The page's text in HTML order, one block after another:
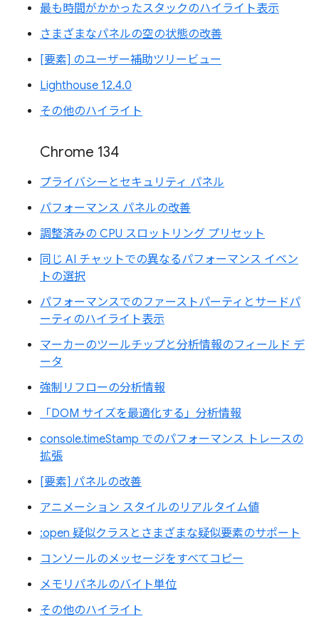
最も時間がかかったスタックのハイライト表示
さまざまなパネルの空の状態の改善
[要素] のユーザー補助ツリービュー
Lighthouse 12.4.0
その他のハイライト
Chrome 134
プライバシーとセキュリティ パネル
パフォーマンス パネルの改善
調整済みの CPU スロットリング プリセット
同じ AI チャットでの異なるパフォーマンス イベン
トの選択
パフォーマンスでのファーストパーティとサードパ
ーティのハイライト表示
マーカーのツールチップと分析情報のフィールド デ
ータ
強制リフローの分析情報
「DOM サイズを最適化する」分析情報
console.timeStamp でのパフォーマンス トレースの
拡張
[要素] パネルの改善
アニメーション スタイルのリアルタイム値
:open 疑似クラスとさまざまな疑似要素のサポート
コンソールのメッセージをすべてコピー
メモリパネルのバイト単位
その他のハイライト